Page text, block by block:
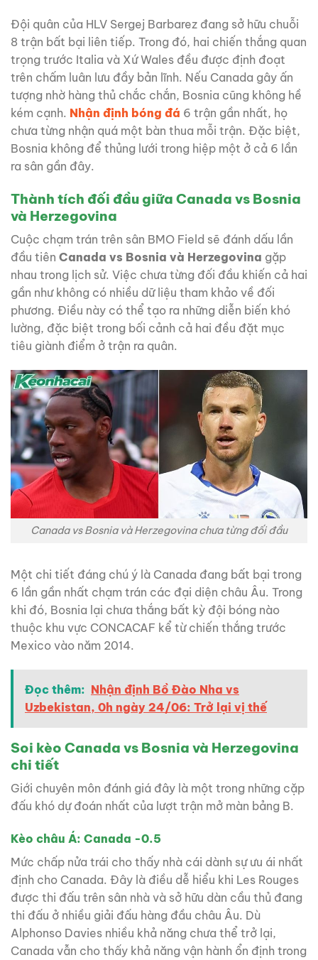
Đội quân của HLV Sergej Barbarez đang sở hữu chuỗi
8 trận bất bại liên tiếp. Trong đó, hai chiến thắng quan
trọng trước Italia và Xứ Wales đều được định đoạt
trên chấm luân lưu đầy bản lĩnh. Nếu Canada gây ấn
tượng nhờ hàng thủ chắc chắn, Bosnia cũng không hề
kém cạnh. Nhận định bóng đá 6 trận gần nhất, họ
chưa từng nhận quá một bàn thua mỗi trận. Đặc biệt,
Bosnia không để thủng lưới trong hiệp một ở cả 6 lần
ra sân gần đây.
Thành tích đối đầu giữa Canada vs Bosnia
và Herzegovina
Cuộc chạm trán trên sân BMO Field sẽ đánh dấu lần
đầu tiên Canada vs Bosnia và Herzegovina gặp
nhau trong lịch sử. Việc chưa từng đối đầu khiến cả hai
gần như không có nhiều dữ liệu tham khảo về đối
phương. Điều này có thể tạo ra những diễn biến khó
lường, đặc biệt trong bối cảnh cả hai đều đặt mục
tiêu giành điểm ở trận ra quân.
Canada vs Bosnia và Herzegovina chưa từng đối đầu
Một chi tiết đáng chú ý là Canada đang bất bại trong
6 lần gần nhất chạm trán các đại diện châu Âu. Trong
khi đó, Bosnia lại chưa thắng bất kỳ đội bóng nào
thuộc khu vực CONCACAF kể từ chiến thắng trước
Mexico vào năm 2014.
Đọc thêm: Nhận định Bồ Đào Nha vs
Uzbekistan, 0h ngày 24/06: Trở lại vị thế
Soi kèo Canada vs Bosnia và Herzegovina
chi tiết
Giới chuyên môn đánh giá đây là một trong những cặp
đấu khó dự đoán nhất của lượt trận mở màn bảng B.
Kèo châu Á: Canada -0.5
Mức chấp nửa trái cho thấy nhà cái dành sự ưu ái nhất
định cho Canada. Đây là điều dễ hiểu khi Les Rouges
được thi đấu trên sân nhà và sở hữu dàn cầu thủ đang
thi đấu ở nhiều giải đấu hàng đầu châu Âu. Dù
Alphonso Davies nhiều khả năng chưa thể trở lại,
Canada vẫn cho thấy khả năng vận hành ổn định trong